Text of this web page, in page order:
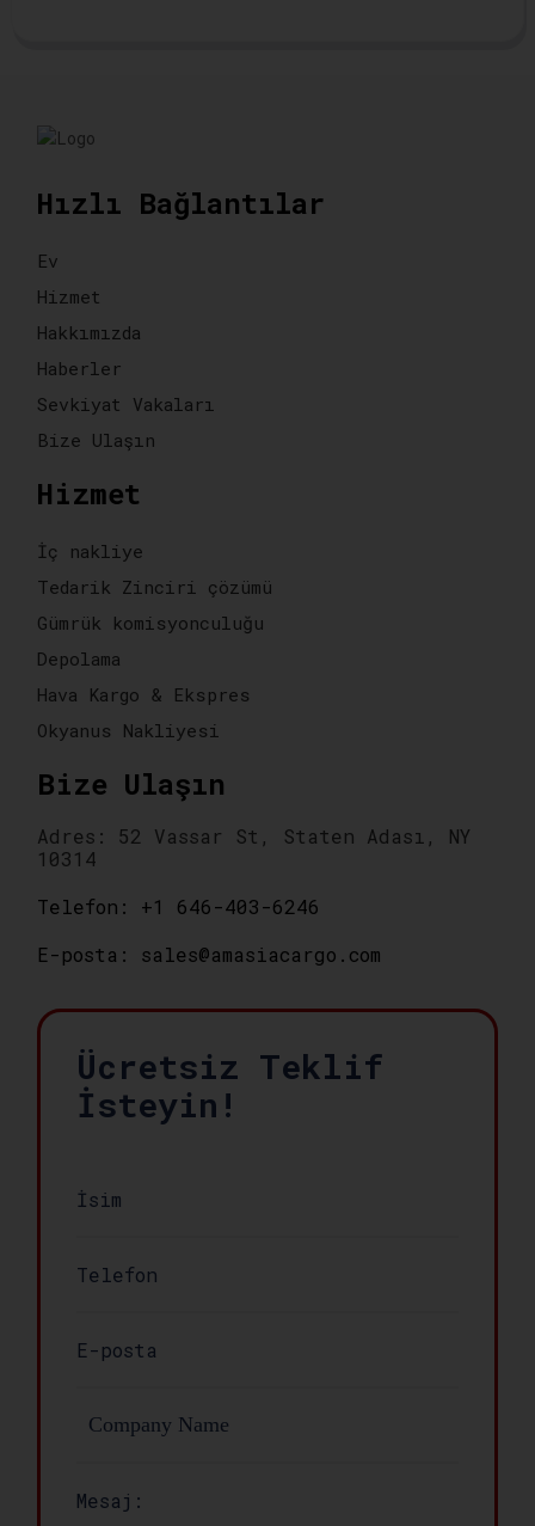
Hızlı Bağlantılar
Ev
Hizmet
Hakkımızda
Haberler
Sevkiyat Vakaları
Bize Ulaşın
Hizmet
İç nakliye
Tedarik Zinciri çözümü
Gümrük komisyonculuğu
Depolama
Hava Kargo & Ekspres
Okyanus Nakliyesi
Bize Ulaşın
Adres: 52 Vassar St, Staten Adası, NY
10314
Telefon: +1 646-403-6246
E-posta: sales@amasiacargo.com
Ücretsiz Teklif
İsteyin!
Mesaj: